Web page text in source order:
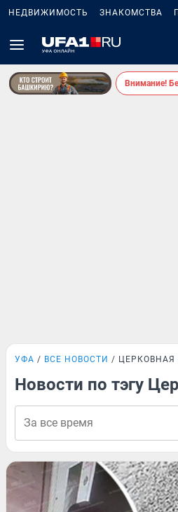
НЕДВИЖИМОСТЬ ЗНАКОМСТВА
Внимание!
УФА ВСЕ НОВОСТИ
Новости по тэгу